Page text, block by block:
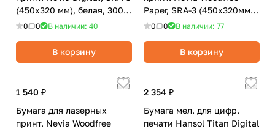
(450x320 мм), белая, 300
г/м2, глянцевая, 125 л.
0 0 В наличии: 40
В корзину
Paper, SRA-3 (450х320мм),
белая, 300 г/м2, матовая,
0 0 В наличии: 77
В корзину
1 540 ₽
Бумага для лазерных
принт. Nevia Woodfree
2 354 ₽
Бумага мел. для цифр.
печати Hansol Titan Digital